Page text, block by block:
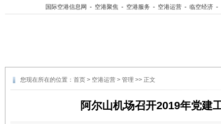
国际空港信息网 - 空港聚焦 - 空港服务 - 空港运营 - 临空经济 -
您现在所在的位置： 首页 > 空港运营 > 管理 >> 正文
阿尔山机场召开2019年党建